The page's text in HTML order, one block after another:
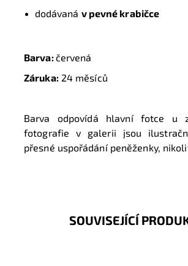
dodávaná v pevné krabičce
Barva:červená
Záruka:24 měsíců
Barva odpovídá hlavní fotce u
fotografie v galerii jsou
přesné uspořádání peněženky,
SOUVISEJÍCÍ